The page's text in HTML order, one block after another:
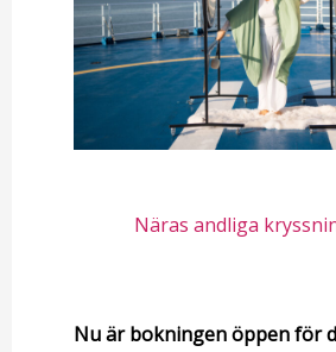
Näras andliga
Nu är bokningen öppen för